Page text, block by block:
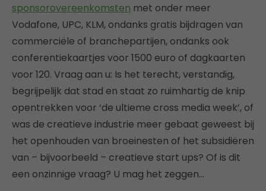
sponsorovereenkomsten met onder meer
Vodafone, UPC, KLM, ondanks gratis bijdragen van
commerciële of branchepartijen, ondanks ook
conferentiekaartjes voor 1500 euro of dagkaarten
voor 120. Vraag aan u: Is het terecht, verstandig,
begrijpelijk dat stad en staat zo ruimhartig de knip
opentrekken voor ‘de ultieme cross media week’, of
was de creatieve industrie meer gebaat geweest bij
het openhouden van broeinesten of het subsidiëren
van – bijvoorbeeld – creatieve start ups? Of is dit
een onzinnige vraag? U mag het zeggen…